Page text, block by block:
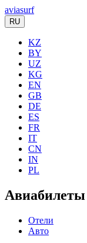
aviasurf
RU
KZ
BY
UZ
KG
EN
GB
DE
ES
FR
IT
CN
IN
PL
Отели
Авто